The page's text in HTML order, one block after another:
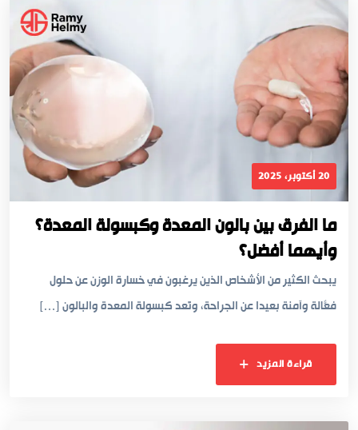
20 أكتوبر، 2025
ما الفرق بين بالون المعدة وكبسولة المعدة؟
وأيهما أفضل؟
يبحث الكثير من الأشخاص الذين يرغبون في خسارة الوزن عن حلول
فعّالة وآمنة بعيدًا عن الجراحة، وتُعد كبسولة المعدة والبالون […]
قراءة المزيد